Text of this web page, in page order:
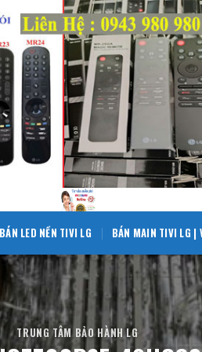
BÁN LED NỀN TIVI LG BÁN MAIN TIVI LG |
TRUNG TÂM BẢO HÀNH LG